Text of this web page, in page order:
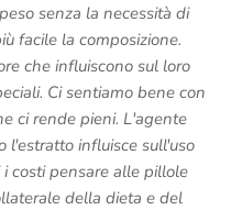
senza la necessità di
facile la composizione.
che influiscono sul loro
Ci sentiamo bene con
ci rende pieni. L'agente
l'estratto influisce sull'uso
costi pensare alle pillole
della dieta e del